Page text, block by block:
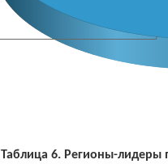
Таблица 6. Регионы-лидеры